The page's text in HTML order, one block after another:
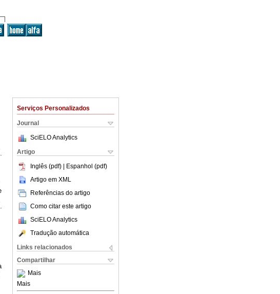
Serviços Personalizados
Journal
SciELO Analytics
Artigo
Inglês (pdf) | Espanhol (pdf)
Artigo em XML
Referências do artigo
Como citar este artigo
SciELO Analytics
Tradução automática
Links relacionados
Compartilhar
Mais
Mais